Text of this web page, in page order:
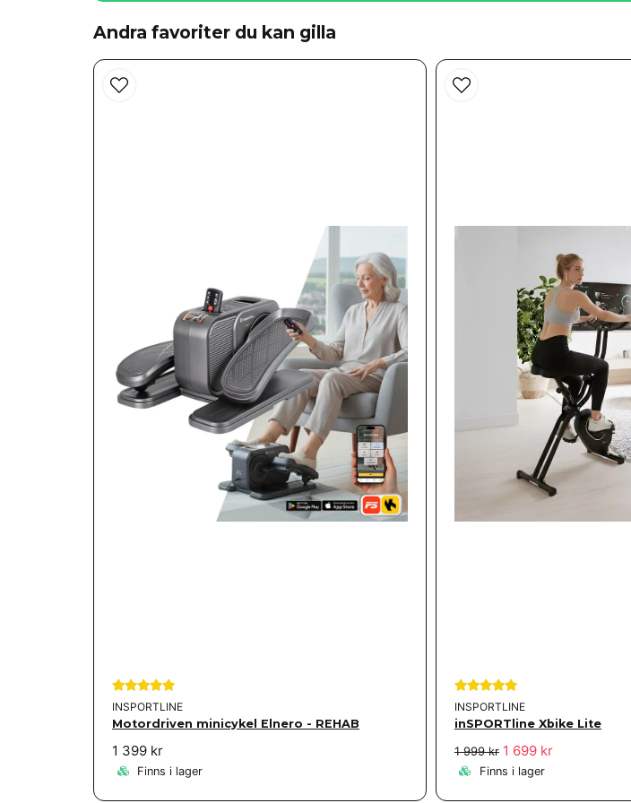
Displayen fungerade ej i början, lite krångel men fick till det med hjälp av personal från
en hel del framöver både för armar och ben.
Lars
för 1 år sedan
Andra favoriter du kan gilla
INSPORTLINE
Motordriven minicykel Elnero - REHAB
1 399 kr
Finns i lager
INSPORTLINE
inSPORTline Xbike Lite
1 999 kr 1 699 kr
Finns i lager